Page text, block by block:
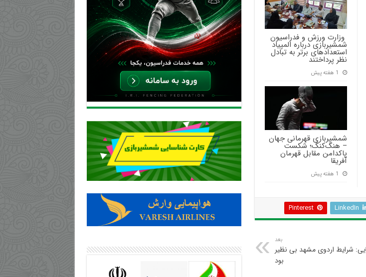
‍ وزارت ورزش و فدراسیون
شمشیربازی درباره المپیاد
استعدادهای برتر به تبادل
نظر پرداختند
1 هفته پیش
شمشیربازی قهرمانی جهان
– هنگ‌کنگ؛ شکست
پاکدامن مقابل قهرمان
آفریقا
1 هفته پیش
LinkedIn
Pinterest
بعد
شرایط اردوی مشهد بی نظیر
بود